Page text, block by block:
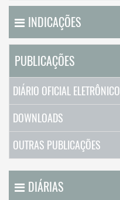
INDICAÇÕES
PUBLICAÇÕES
DIÁRIO OFICIAL ELETRÔNICO
DOWNLOADS
OUTRAS PUBLICAÇÕES
DIÁRIAS